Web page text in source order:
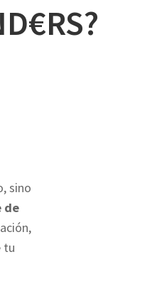
sino
de
tu